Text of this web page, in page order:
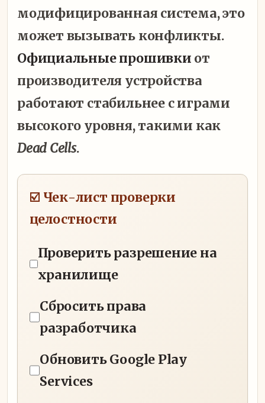
модифицированная система, это
может вызывать конфликты.
Официальные прошивки от
производителя устройства
работают стабильнее с играми
высокого уровня, такими как
Dead Cells.
☑️ Чек-лист проверки
целостности
Проверить разрешение на
хранилище
Сбросить права
разработчика
Обновить Google Play
Services